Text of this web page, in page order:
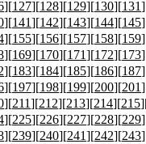
][127][128][129][130][131
][141][142][143][144][145
][155][156][157][158][159
][169][170][171][172][173
][183][184][185][186][187
][197][198][199][200][201
][211][212][213][214][215
][225][226][227][228][229
][239][240][241][242][243